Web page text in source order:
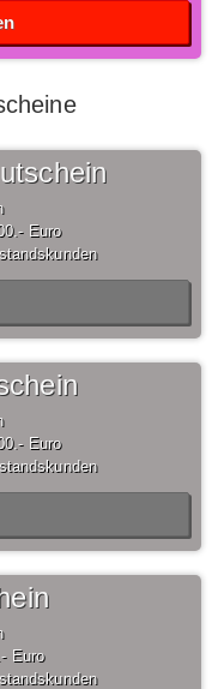
Euro
Euro
Euro